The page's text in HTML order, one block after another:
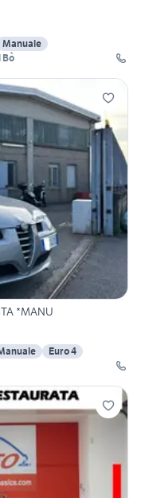
Manuale
Bò
*MANU
Euro 4